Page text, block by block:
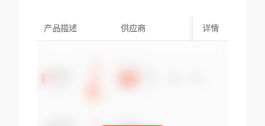
产品描述 供应商 起运国/地区
详情